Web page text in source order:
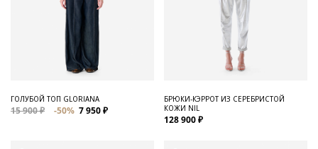
ГОЛУБОЙ ТОП GLORIANA
15 900 ₽ -50% 7 950 ₽
БРЮКИ-КЭРРОТ ИЗ СЕРЕБРИСТОЙ
КОЖИ NIL
128 900 ₽